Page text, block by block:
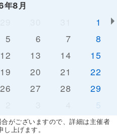
年8月
1
5 6 7
8
12 13 14
15
19 20 21
22
26 27 28
29
5
がございますので、詳細は主催者
上げます。